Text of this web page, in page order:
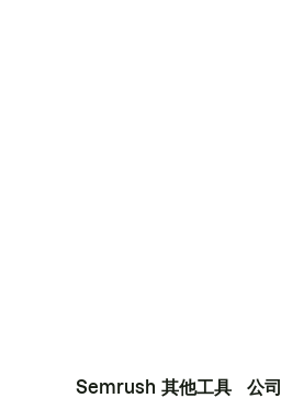
Semrush 其他工具 公司